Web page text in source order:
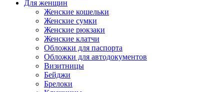
Для женщин
Женские кошельки
Женские сумки
Женские рюкзаки
Женские клатчи
Обложки для паспорта
Обложки для автодокументов
Визитницы
Бейджи
Брелоки